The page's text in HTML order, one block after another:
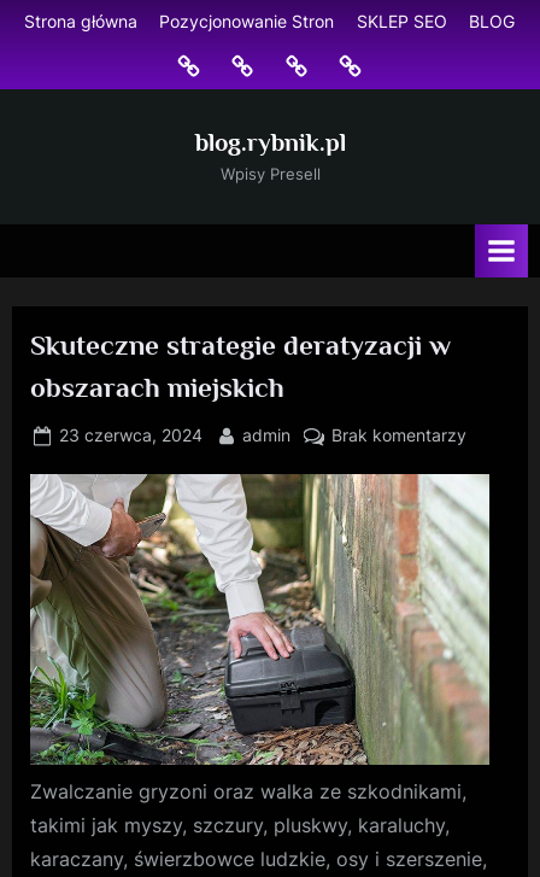
Skip
content
Strona główna Pozycjonowanie Stron SKLEP SEO BLOG
Strona
główna
Pozycjonowanie
Stron
SKLEP
SEO
BLOG
blog.rybnik.pl
Wpisy Presell
Skuteczne strategie deratyzacji w
obszarach miejskich
Posted
23 czerwca, 2024 By
admin Brak komentarzydo
strategie
w
miejskich
Zwalczanie gryzoni oraz walka ze szkodnikami,
takimi jak myszy, szczury, pluskwy, karaluchy,
karaczany, świerzbowce ludzkie, osy i szerszenie,